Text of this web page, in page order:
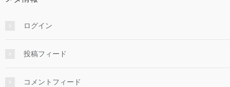
ログイン
投稿フィード
コメントフィード